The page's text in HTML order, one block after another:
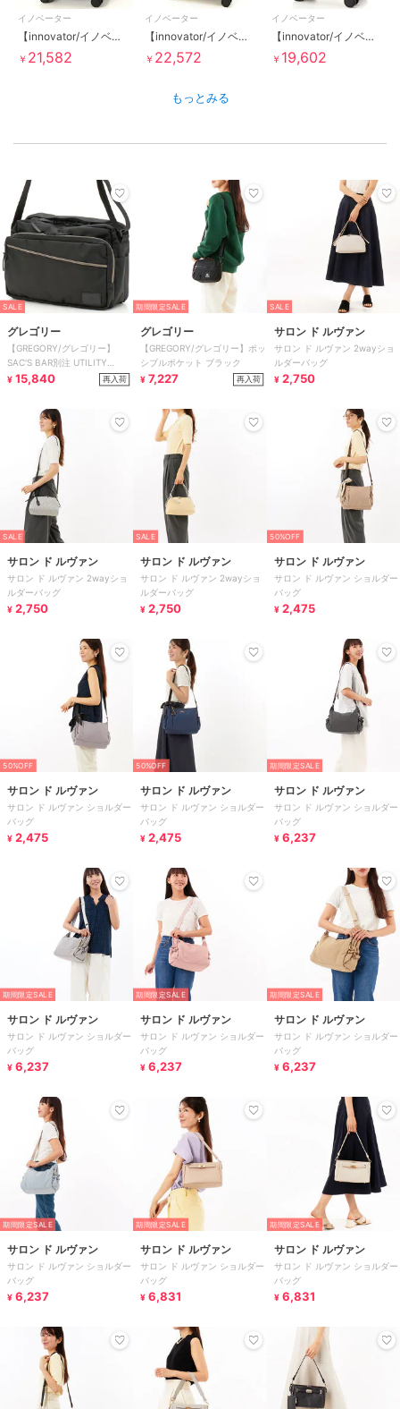
イノベーター
【innovator/イノベーター】 フロントオープン キャリーケース 38L
￥ 21,582
イノベーター
【innovator/イノベーター】 フロントオープン キャリーケース 55L
￥ 22,572
イノベーター
【innovator/イノベーター】 フロントオープン コインロッカーサイズ 21L
￥ 19,602
もっとみる
SALE
グレゴリー
【GREGORY/グレゴリー】
SAC'S BAR別注 UTILITY
SHOULDER L
¥ 15,840 再入荷
期間限定SALE
グレゴリー
【GREGORY/グレゴリー】ポッ
シブルポケット ブラック
¥ 7,227 再入荷
SALE
サロン ド ルヴァン
サロン ド ルヴァン 2wayショ
ルダーバッグ
¥ 2,750
SALE
サロン ド ルヴァン
サロン ド ルヴァン 2wayショ
ルダーバッグ
¥ 2,750
SALE
サロン ド ルヴァン
サロン ド ルヴァン 2wayショ
ルダーバッグ
¥ 2,750
50%OFF
サロン ド ルヴァン
サロン ド ルヴァン ショルダー
バッグ
¥ 2,475
50%OFF
サロン ド ルヴァン
サロン ド ルヴァン ショルダー
バッグ
¥ 2,475
50%OFF
サロン ド ルヴァン
サロン ド ルヴァン ショルダー
バッグ
¥ 2,475
期間限定SALE
サロン ド ルヴァン
サロン ド ルヴァン ショルダー
バッグ
¥ 6,237
期間限定SALE
サロン ド ルヴァン
サロン ド ルヴァン ショルダー
バッグ
¥ 6,237
期間限定SALE
サロン ド ルヴァン
サロン ド ルヴァン ショルダー
バッグ
¥ 6,237
期間限定SALE
サロン ド ルヴァン
サロン ド ルヴァン ショルダー
バッグ
¥ 6,237
期間限定SALE
サロン ド ルヴァン
サロン ド ルヴァン ショルダー
バッグ
¥ 6,237
期間限定SALE
サロン ド ルヴァン
サロン ド ルヴァン ショルダー
バッグ
¥ 6,831
期間限定SALE
サロン ド ルヴァン
サロン ド ルヴァン ショルダー
バッグ
¥ 6,831